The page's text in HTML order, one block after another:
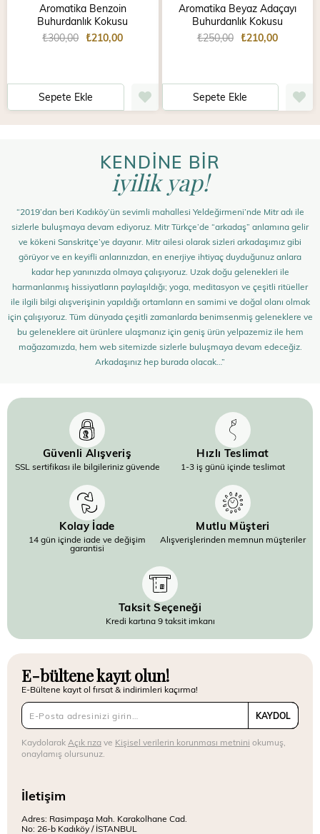
Aromatika Benzoin
Buhurdanlık Kokusu
₺210,00
₺300,00
Sepete Ekle
Aromatika Beyaz Adaçayı
Buhurdanlık Kokusu
₺210,00
₺250,00
Sepete Ekle
KENDİNE BİR
iyilik yap!
“2019’dan beri Kadıköy’ün sevimli mahallesi Yeldeğirmeni’nde Mitr adı ile
sizlerle buluşmaya devam ediyoruz. Mitr Türkçe’de “arkadaş” anlamına gelir
ve kökeni Sanskritçe’ye dayanır. Mitr ailesi olarak sizleri arkadaşımız gibi
görüyor ve en keyifli anlarınızdan, en enerjiye ihtiyaç duyduğunuz anlara
kadar hep yanınızda olmaya çalışıyoruz. Uzak doğu gelenekleri ile
harmanlanmış hissiyatların paylaşıldığı; yoga, meditasyon ve çeşitli ritüeller
ile ilgili bilgi alışverişinin yapıldığı ortamların en samimi ve doğal olanı olmak
için çalışıyoruz. Tüm dünyada çeşitli zamanlarda benimsenmiş geleneklere ve
bu geleneklere ait ürünlere ulaşmanız için geniş ürün yelpazemiz ile hem
mağazamızda, hem web sitemizde sizlerle buluşmaya devam edeceğiz.
Arkadaşınız hep burada olacak…”
Güvenli Alışveriş
SSL sertifikası ile bilgileriniz güvende
Hızlı Teslimat
1-3 iş günü içinde teslimat
Kolay İade
14 gün içinde iade ve değişim
garantisi
Mutlu Müşteri
Alışverişlerinden memnun müşteriler
Taksit Seçeneği
Kredi kartına 9 taksit imkanı
E-bültene kayıt olun!
E-Bültene kayıt ol fırsat & indirimleri kaçırma!
KAYDOL
Kaydolarak Açık rızave Kişisel verilerin korunması metnini okumuş,
onaylamış olursunuz.
İletişim
Adres: Rasimpaşa Mah. Karakolhane Cad.
No: 26-b Kadıköy / İSTANBUL